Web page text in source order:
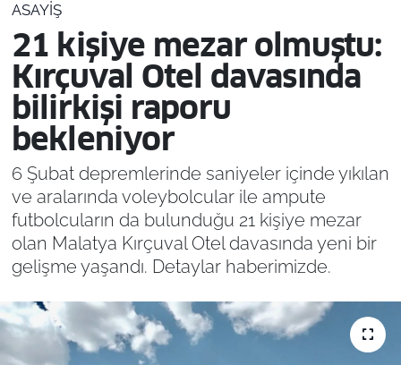
ASAYIŞ
21 kişiye mezar olmuştu:
Kırçuval Otel davasında
bilirkişi raporu
bekleniyor
6 Şubat depremlerinde saniyeler içinde yıkılan
ve aralarında voleybolcular ile ampute
futbolcuların da bulunduğu 21 kişiye mezar
olan Malatya Kırçuval Otel davasında yeni bir
gelişme yaşandı. Detaylar haberimizde.
Resmi İlanlar
Son Dakika Haberleri
Haber Arşivi